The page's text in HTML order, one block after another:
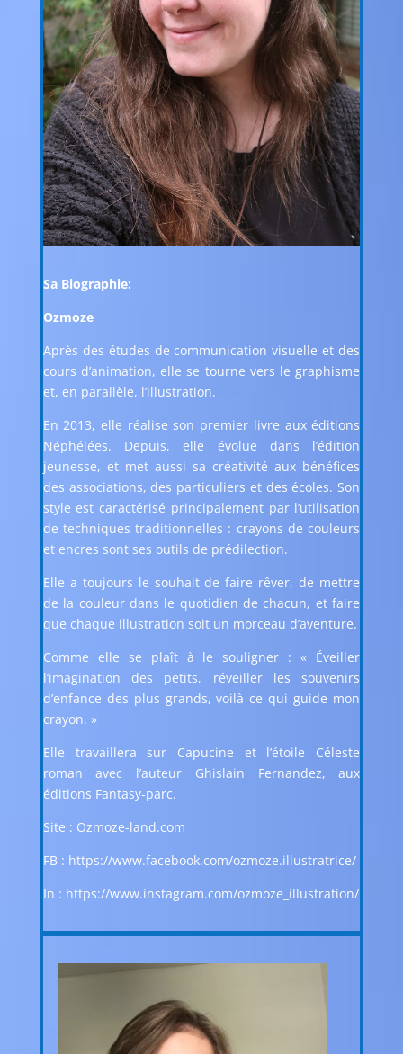
Sa Biographie:
Ozmoze
Après des études de communication visuelle et des
cours d’animation, elle se tourne vers le graphisme
et, en parallèle, l’illustration.
En 2013, elle réalise son premier livre aux éditions
Néphélées. Depuis, elle évolue dans l’édition
jeunesse, et met aussi sa créativité aux bénéfices
des associations, des particuliers et des écoles. Son
style est caractérisé principalement par l’utilisation
de techniques traditionnelles : crayons de couleurs
et encres sont ses outils de prédilection.
Elle a toujours le souhait de faire rêver, de mettre
de la couleur dans le quotidien de chacun, et faire
que chaque illustration soit un morceau d’aventure.
Comme elle se plaît à le souligner : « Éveiller
l’imagination des petits, réveiller les souvenirs
d’enfance des plus grands, voilà ce qui guide mon
crayon. »
Elle travaillera sur Capucine et l’étoile Céleste
roman avec l’auteur Ghislain Fernandez, aux
éditions Fantasy-parc.
Site : Ozmoze-land.com
FB : https://www.facebook.com/ozmoze.illustratrice/
In : https://www.instagram.com/ozmoze_illustration/